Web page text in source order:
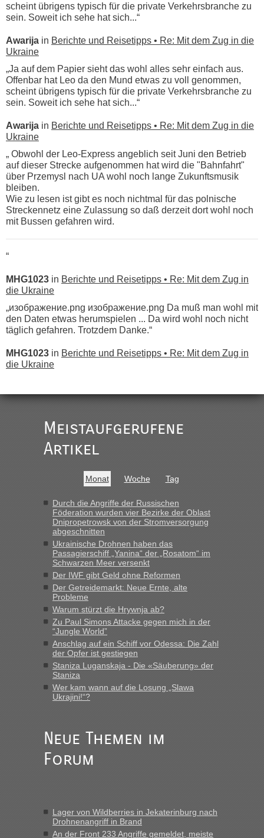
scheint übrigens typisch für die private Verkehrsbranche zu
sein. Soweit ich sehe hat sich...“
Awarija in Berichte und Reisetipps • Re: Mit dem Zug in die
Ukraine
„Ja auf dem Papier sieht das wohl alles sehr einfach aus.
Offenbar hat Leo da den Mund etwas zu voll genommen,
scheint übrigens typisch für die private Verkehrsbranche zu
sein. Soweit ich sehe hat sich...“
Awarija in Berichte und Reisetipps • Re: Mit dem Zug in die
Ukraine
„ Obwohl der Leo-Express angeblich seit Juni den Betrieb
auf dieser Strecke aufgenommen hat wird die "Bahnfahrt"
über Przemysl nach UA wohl noch lange Zukunftsmusik
bleiben.
Wie zu lesen ist gibt es noch nichtmal für das polnische
Streckennetz eine Zulassung so daß derzeit dort wohl noch
mit Bussen gefahren wird.
“
MHG1023 in Berichte und Reisetipps • Re: Mit dem Zug in
die Ukraine
„изображение.png изображение.png Da muß man wohl mit
den Daten etwas herumspielen ... Da wird wohl noch nicht
täglich gefahren. Trotzdem Danke.“
MHG1023 in Berichte und Reisetipps • Re: Mit dem Zug in
die Ukraine
Ist korrekt, aber ich finde man hätte trotzdem im Text gleich
darauf hinweisen können.
War aber nicht "böse" gemeint ...
buchbar - warum auch immer ...
Hab´s versucht - bekomme aber immer angezeigt "auf dieser
Strecke fahren wir nicht"
inBerichte und Reisetipps • Re: Mit dem Zug in
die Ukraine
„Man sollte aber explizit dazu schreiben, daß es ein Zug von
LeoExpress ist - und nur auf deren Webseite kann man die
Fahrkarten kaufen. Zumindest ist es die erste Umsteigefreie
Verbindung von Deutschland...“
Recht, Visa und Dokumente • Re: Deklaration
gebrauchter Kleidung beim Zoll
„Vielen Dank, mit einem Briefchen meiner Frau im Gepäck
gab es keine Probleme“
fast 11 Milliarden aufgedeckt
„Am besten wäre natürlich, wenn die Frau mit dabei ist.
Alleinreisende Männer stehen schließlich immer unter
Milliarden aufgedeckt
„Kein Zoll. Du musst an sich nur sagen dass das privat ist
Meistaufgerufene
Artikel
Monat Woche Tag
Durch die Angriffe der Russischen
Föderation wurden vier Bezirke der Oblast
Dnipropetrowsk von der Stromversorgung
abgeschnitten
Ukrainische Drohnen haben das
Passagierschiff „Yanina“ der „Rosatom“ im
Schwarzen Meer versenkt
Der IWF gibt Geld ohne Reformen
Der Getreidemarkt: Neue Ernte, alte
Probleme
Warum stürzt die Hrywnja ab?
Zu Paul Simons Attacke gegen mich in der
“Jungle World”
Anschlag auf ein Schiff vor Odessa: Die Zahl
der Opfer ist gestiegen
Staniza Luganskaja - Die «Säuberung» der
Staniza
Wer kam wann auf die Losung „Slawa
Ukrajini!“?
Neue Themen im
Forum
Lager von Wildberries in Jekaterinburg nach
Drohnenangriff in Brand
An der Front 233 Angriffe gemeldet, meiste